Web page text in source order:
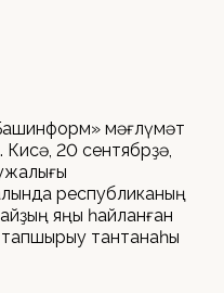
мәғлүмәт
20 сентябрҙә,
республиканың
яңы һайланған
тантанаһы